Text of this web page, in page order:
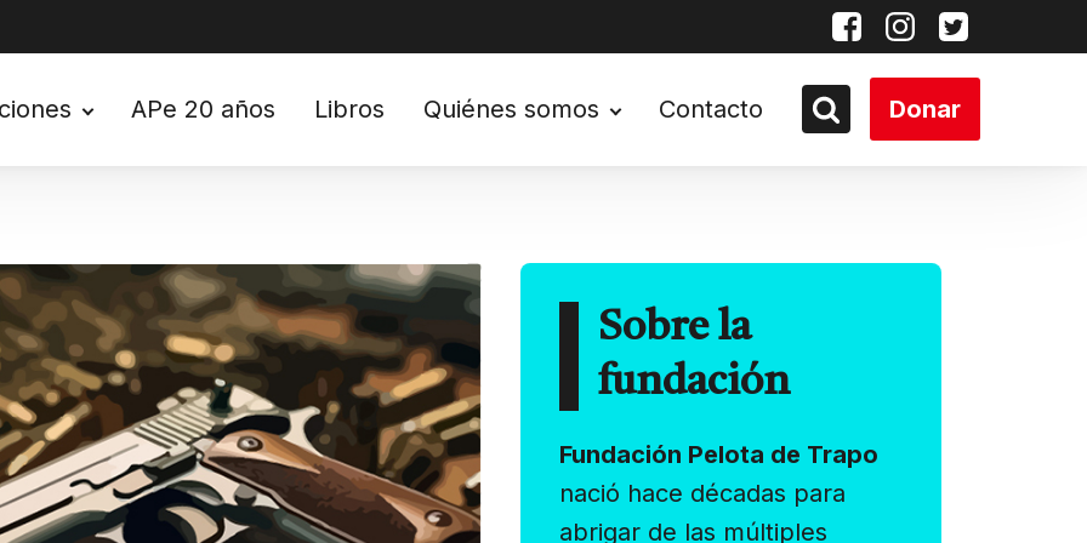
APe 20 años Libros Quiénes somos Contacto Donar
Sobre la
fundación
Fundación Pelota de Trapo
nació hace décadas para
abrigar de las múltiples